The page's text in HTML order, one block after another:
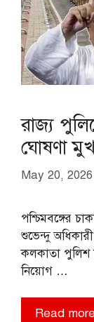
রাজ্য
ঘোষণা
May 20, 2026
পশ্চিমবঙ্গের
শুভেন্দু
কলকাতা পুলিশ
নিয়োগ …
Read